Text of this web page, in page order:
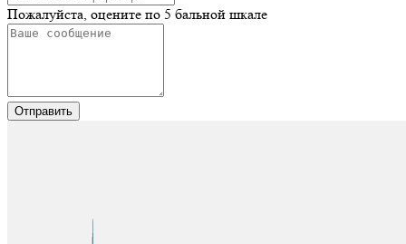
Пожалуйста, оцените по 5 бальной шкале